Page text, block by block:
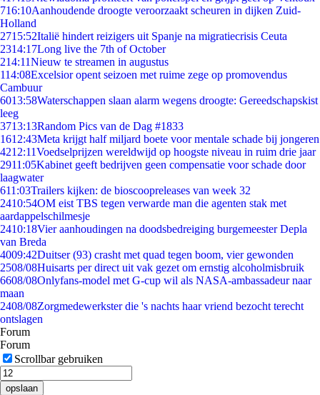
716:10Aanhoudende droogte veroorzaakt scheuren in dijken Zuid-
Holland
2715:52Italië hindert reizigers uit Spanje na migratiecrisis Ceuta
2314:17Long live the 7th of October
214:11Nieuw te streamen in augustus
114:08Excelsior opent seizoen met ruime zege op promovendus
Cambuur
6013:58Waterschappen slaan alarm wegens droogte: Gereedschapskist
leeg
3713:13Random Pics van de Dag #1833
1612:43Meta krijgt half miljard boete voor mentale schade bij jongeren
4212:11Voedselprijzen wereldwijd op hoogste niveau in ruim drie jaar
2911:05Kabinet geeft bedrijven geen compensatie voor schade door
laagwater
611:03Trailers kijken: de bioscoopreleases van week 32
2410:54OM eist TBS tegen verwarde man die agenten stak met
aardappelschilmesje
2410:18Vier aanhoudingen na doodsbedreiging burgemeester Depla
van Breda
4009:42Duitser (93) crasht met quad tegen boom, vier gewonden
2508/08Huisarts per direct uit vak gezet om ernstig alcoholmisbruik
6608/08Onlyfans-model met G-cup wil als NASA-ambassadeur naar
maan
2408/08Zorgmedewerkster die 's nachts haar vriend bezocht terecht
ontslagen
Forum
Forum
Scrollbar gebruiken
opslaan